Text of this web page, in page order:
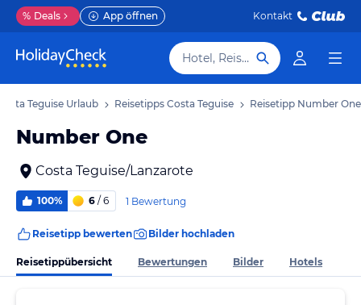
% Deals App öffnen Kontakt
Hotel, Reiseziel
Teguise Urlaub Reisetipps Costa Teguise Reisetipp Number One
Number One
Costa Teguise/Lanzarote
100% 6 / 6 1 Bewertung
Reisetipp bewerten Bilder hochladen
Reisetippübersicht Bewertungen Bilder Hotels